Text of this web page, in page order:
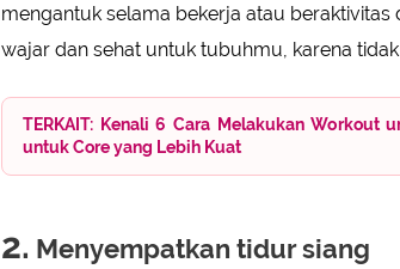
mengantuk selama bekerja atau
wajar dan sehat untuk tubuhmu, karena
TERKAIT: Kenali 6 Cara Melakukan Workout
untuk Core yang Lebih Kuat
2. Menyempatkan tidur siang